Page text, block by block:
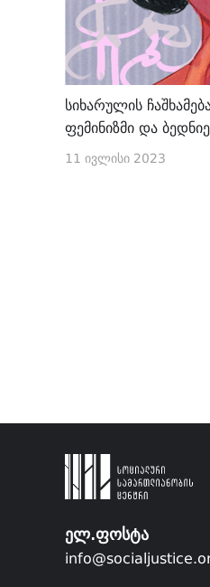
სიხარულის
ფემინიზმი და
11 ივლისი 2023
ელ.ფოსტა